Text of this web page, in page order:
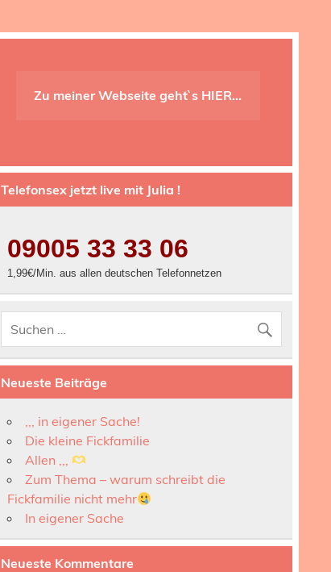
Zu meiner Webseite geht`s HIER…
Telefonsex jetzt live mit Julia !
09005 33 33 06
1,99€/Min. aus allen deutschen Telefonnetzen
Neueste Beiträge
,,, in eigener Sache!
Die kleine Fickfamilie
Allen ,,,
Zum Thema – warum schreibt die
Fickfamilie nicht mehr
In eigener Sache
Neueste Kommentare